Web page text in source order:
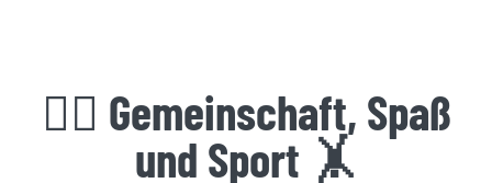
🤸‍♂️ Gemeinschaft, Spaß
und Sport 🤸